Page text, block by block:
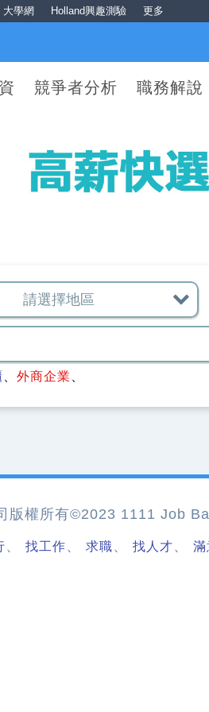
大學網 Holland興趣測驗 更多
競爭者分析 職務解說
外商企業
版權所有©2023 1111 Job
、 找工作、 求職、 找人才、 滿